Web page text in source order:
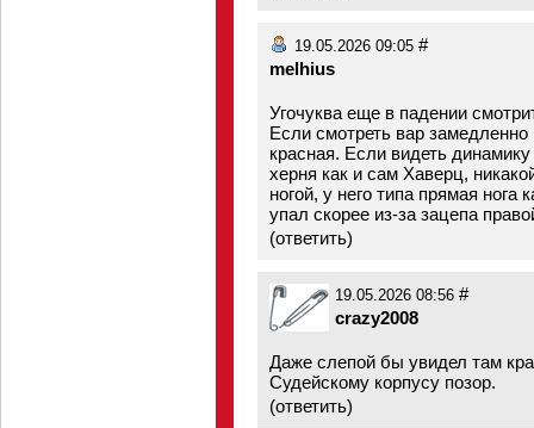
19.05.2026 09:05 #
melhius
Угочуква еще в падении
Если смотреть вар замедленно
красная. Если видеть
херня как и сам Хаверц,
ногой, у него типа прямая нога
упал скорее из-за зацепа
(ответить)
19.05.2026 08:56 #
crazy2008
Даже слепой бы увидел там
Судейскому корпусу позор.
(ответить)